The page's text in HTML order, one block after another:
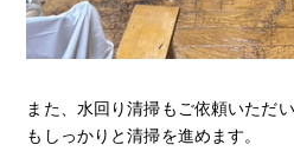
また、水回り清掃もご依頼いただ
もしっかりと清掃を進めます。